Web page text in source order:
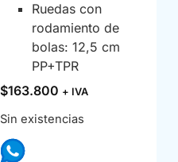
Ruedas con
rodamiento de
bolas: 12,5 cm
PP+TPR
$163.800 + IVA
Sin existencias